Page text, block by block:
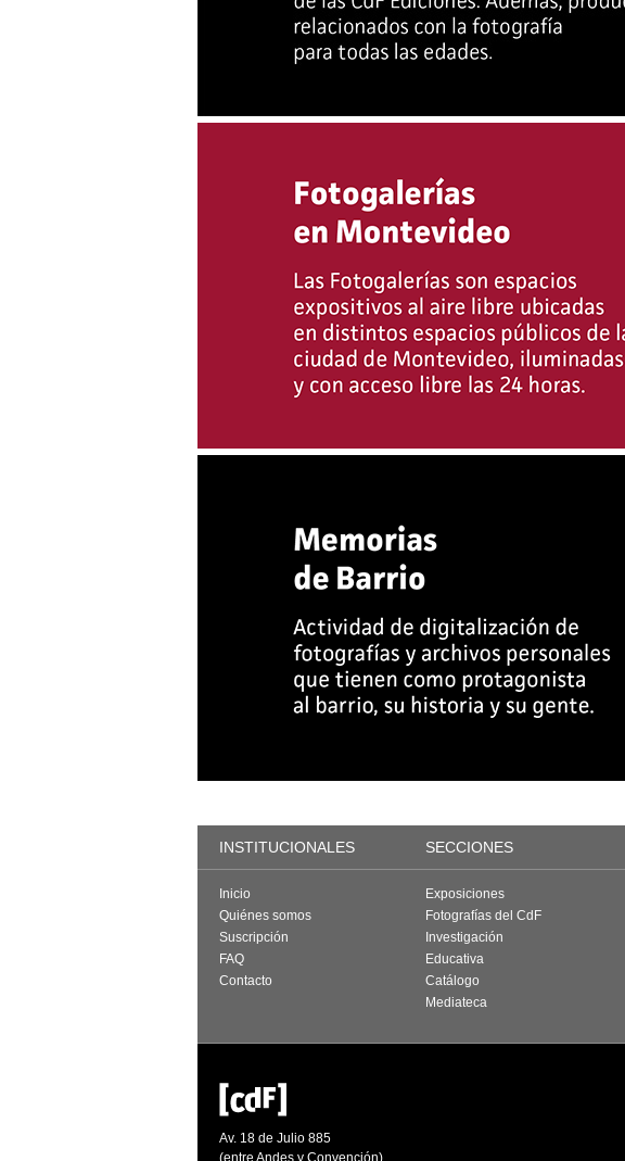
INSTITUCIONALES SECCIONES
Inicio
Quiénes somos
Suscripción
FAQ
Contacto
Exposiciones
Fotografías del CdF
Investigación
Educativa
Catálogo
Mediateca
Av. 18 de Julio 885
(entre Andes y Convención)